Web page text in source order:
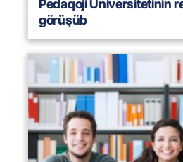
Pedaqoji Universitetinin
görüşüb